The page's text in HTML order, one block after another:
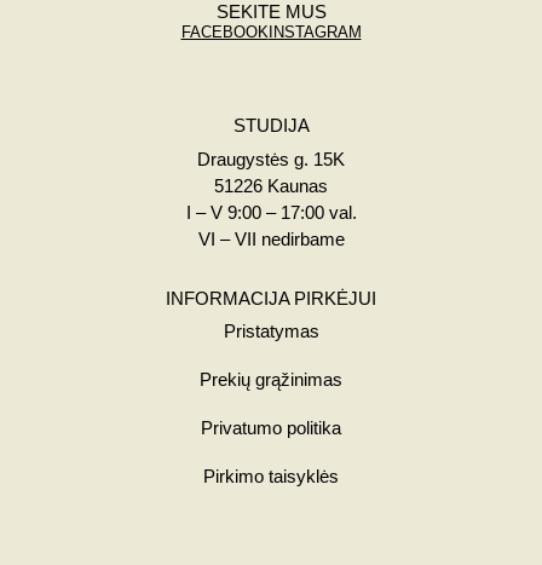
STUDIJA
Draugystės g. 15K
51226 Kaunas
I – V 9:00 – 17:00 val.
VI – VII nedirbame
INFORMACIJA PIRKĖJUI
Pristatymas
Prekių grąžinimas
Privatumo politika
Pirkimo taisyklės
SEKITE MUS
FACEBOOKINSTAGRAM